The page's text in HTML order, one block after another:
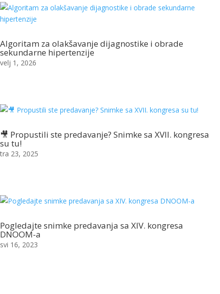
Algoritam za olakšavanje dijagnostike i obrade
sekundarne hipertenzije
velj 1, 2026
🎥 Propustili ste predavanje? Snimke sa XVII. kongresa
su tu!
tra 23, 2025
Pogledajte snimke predavanja sa XIV. kongresa
DNOOM-a
svi 16, 2023